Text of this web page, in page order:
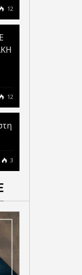
12
12
3